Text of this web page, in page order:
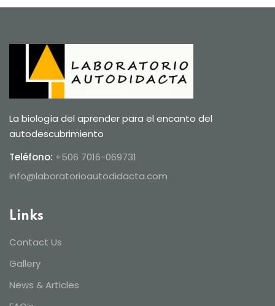
La biología del aprender para el encanto del
autodescubrimiento
Teléfono: +506 7016-069731
info@laboratorioautodidacta.com
Links
Contact Us
Gallery
News & Articles